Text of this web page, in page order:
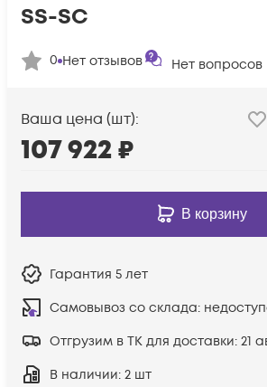
SS-SC
0 Нет отзывов Нет вопросов
Ваша цена (шт):
107 922₽
В корзину
Гарантия 5 лет
Самовывоз со склада:
Отгрузим в ТК для доставки: 21
В наличии: 2 шт